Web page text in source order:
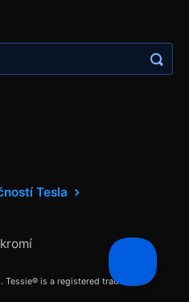
Tesla
is a registered trademark.